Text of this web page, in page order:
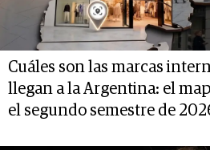
Cuáles son las marcas
llegan a la Argentina: el
el segundo semestre de